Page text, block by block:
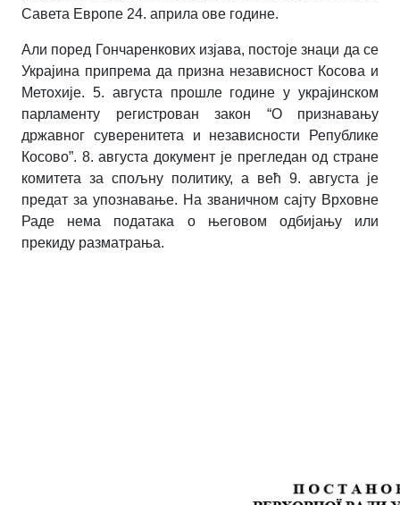
Савета Европе 24. априла ове године.
Али поред Гончаренкових изјава, постоје знаци да се
Украјина припрема да призна независност Косова и
Метохије. 5. августа прошле године у украјинском
парламенту регистрован закон “О признавању
државног суверенитета и независности Републике
Косово”. 8. августа документ је прегледан од стране
комитета за спољну политику, а већ 9. августа је
предат за упознавање. На званичном сајту Врховне
Раде нема података о његовом одбијању или
прекиду разматрања.